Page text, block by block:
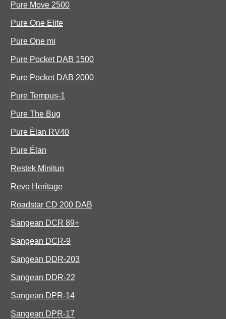
Pure Move 2500
Pure One Elite
Pure One mi
Pure Pocket DAB 1500
Pure Pocket DAB 2000
Pure Tempus-1
Pure The Bug
Pure Èlan RV40
Pure Élan
Restek Minitun
Revo Heritage
Roadstar CD 200 DAB
Sangean DCR 89+
Sangean DCR-9
Sangean DDR-203
Sangean DDR-22
Sangean DPR-14
Sangean DPR-17